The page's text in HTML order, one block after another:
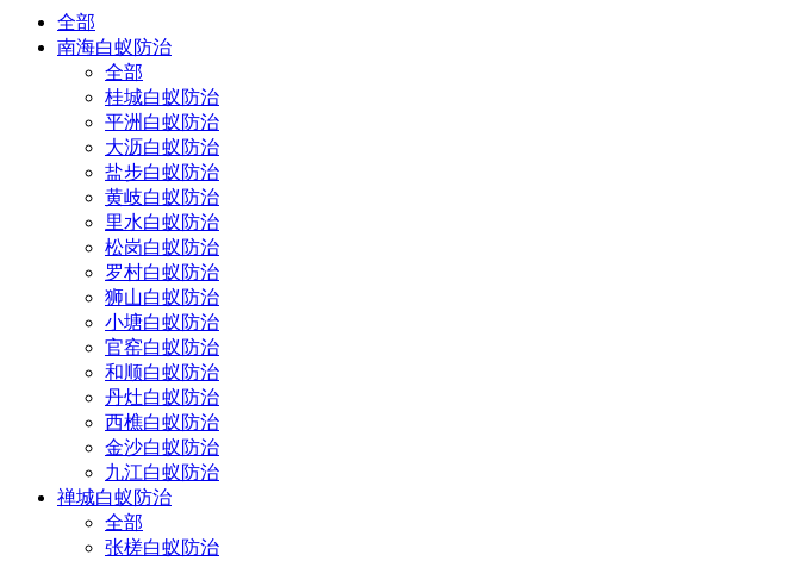
全部
南海白蚁防治
全部
桂城白蚁防治
平洲白蚁防治
大沥白蚁防治
盐步白蚁防治
黄岐白蚁防治
里水白蚁防治
松岗白蚁防治
罗村白蚁防治
狮山白蚁防治
小塘白蚁防治
官窑白蚁防治
和顺白蚁防治
丹灶白蚁防治
西樵白蚁防治
金沙白蚁防治
九江白蚁防治
禅城白蚁防治
全部
张槎白蚁防治